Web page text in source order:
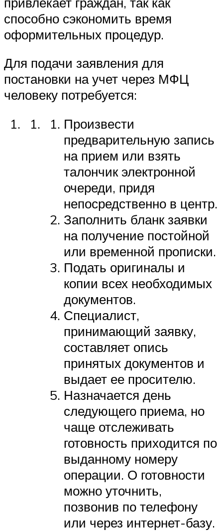
способно сэкономить время
оформительных процедур.
Для подачи заявления для
постановки на учет через МФЦ
человеку потребуется:
Произвести
предварительную запись
на прием или взять
талончик электронной
очереди, придя
непосредственно в центр.
Заполнить бланк заявки
на получение постойной
или временной прописки.
Подать оригиналы и
копии всех необходимых
документов.
Специалист,
принимающий заявку,
составляет опись
принятых документов и
выдает ее просителю.
Назначается день
следующего приема, но
чаще отслеживать
готовность приходится по
выданному номеру
операции. О готовности
можно уточнить,
позвонив по телефону
или через интернет-базу.